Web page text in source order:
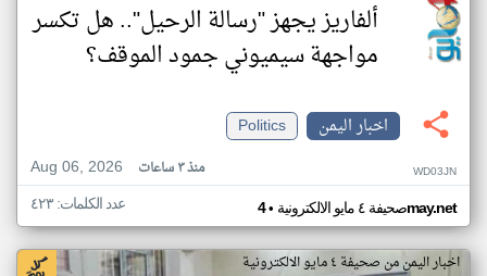
ألفاريز يجهز "رسالة الرحيل".. هل تكسر
مواجهة سيميوني جمود الموقف؟
اخبار اليمن
Politics
Aug 06, 2026
منذ ٣ ساعات WD03JN
صحيفة ٤ مايو الالكترونية • 4may.net عدد الكلمات: ٤٢٣
اخبار اليمن من صحيفة ٤ مايو الالكترونية